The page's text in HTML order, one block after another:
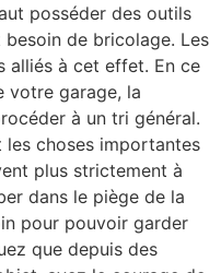
posséder des outils
de bricolage. Les
alliés à cet effet. En ce
votre garage, la
à un tri général.
choses importantes
plus strictement à
dans le piège de la
pour pouvoir garder
que depuis des